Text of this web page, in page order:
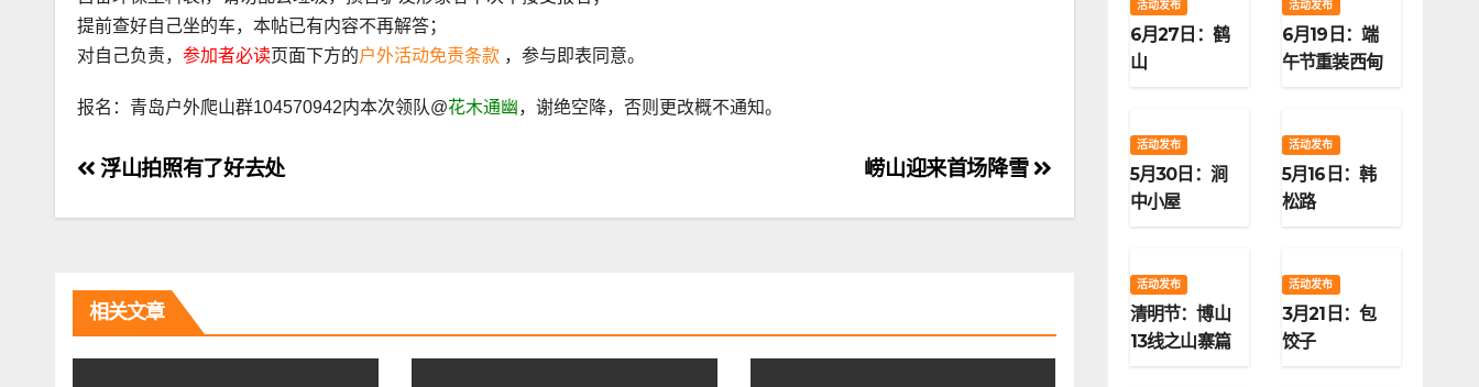
提前查好自己坐的车，本帖已有内容不再解答；
对自己负责， 参加者必读页面下方的户外活动免责条款 ，参与即表同意。
报名：青岛户外爬山群104570942内本次领队@花木通幽 ，谢绝空降，否则更改概不通知。
文
章
航
崂山迎来首场降雪
浮山拍照有了好去处
相关文章
活动发布
6月27日：鹤
山
活动发布
6月19日：端
午节重装西甸
活动发布
5月30日：涧
中小屋
活动发布
5月16日：韩
松路
活动发布
清明节：博山
13线之山寨篇
活动发布
3月21日：包
饺子